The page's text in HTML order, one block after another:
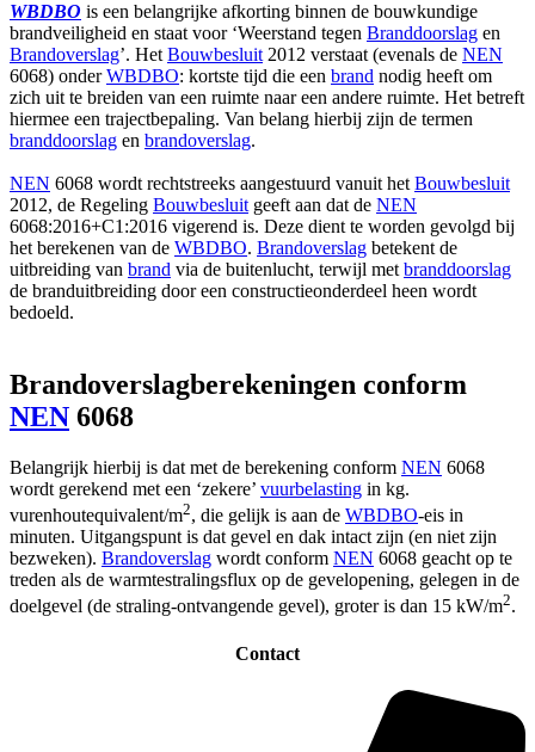
WBDBO is een belangrijke afkorting binnen de bouwkundige
brandveiligheid en staat voor ‘Weerstand tegen Branddoorslag en
Brandoverslag’. Het Bouwbesluit 2012 verstaat (evenals de NEN
6068) onderWBDBO: kortste tijd die een brand nodig heeft om
zich uit te breiden van een ruimte naar een andere ruimte. Het betreft
hiermee een trajectbepaling. Van belang hierbij zijn de termen
branddoorslag en brandoverslag.
NEN 6068 wordt rechtstreeks aangestuurd vanuit het Bouwbesluit
2012, de Regeling Bouwbesluit geeft aan dat de NEN
6068:2016+C1:2016 vigerend is. Deze dient te worden gevolgd bij
het berekenen van de WBDBO. Brandoverslag betekent de
uitbreiding van brand via de buitenlucht, terwijl met branddoorslag
de branduitbreiding door een constructieonderdeel heen wordt
bedoeld.
Brandoverslagberekeningen conform
NEN 6068
Belangrijk hierbij is dat met de berekening conform NEN 6068
wordt gerekend met een ‘zekere’ vuurbelasting in kg.
vurenhoutequivalent/m2, die gelijk is aan de WBDBO-eis in
minuten. Uitgangspunt is dat gevel en dak intact zijn (en niet zijn
bezweken). Brandoverslag wordt conform NEN 6068 geacht op te
treden als de warmtestralingsflux op de gevelopening, gelegen in de
doelgevel (de straling-ontvangende gevel), groter is dan 15 kW/m2.
Contact